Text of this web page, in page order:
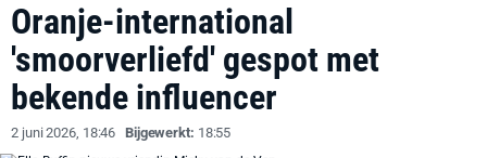
Oranje-international
'smoorverliefd' gespot met
bekende influencer
2 juni 2026, 18:46 Bijgewerkt: 18:55